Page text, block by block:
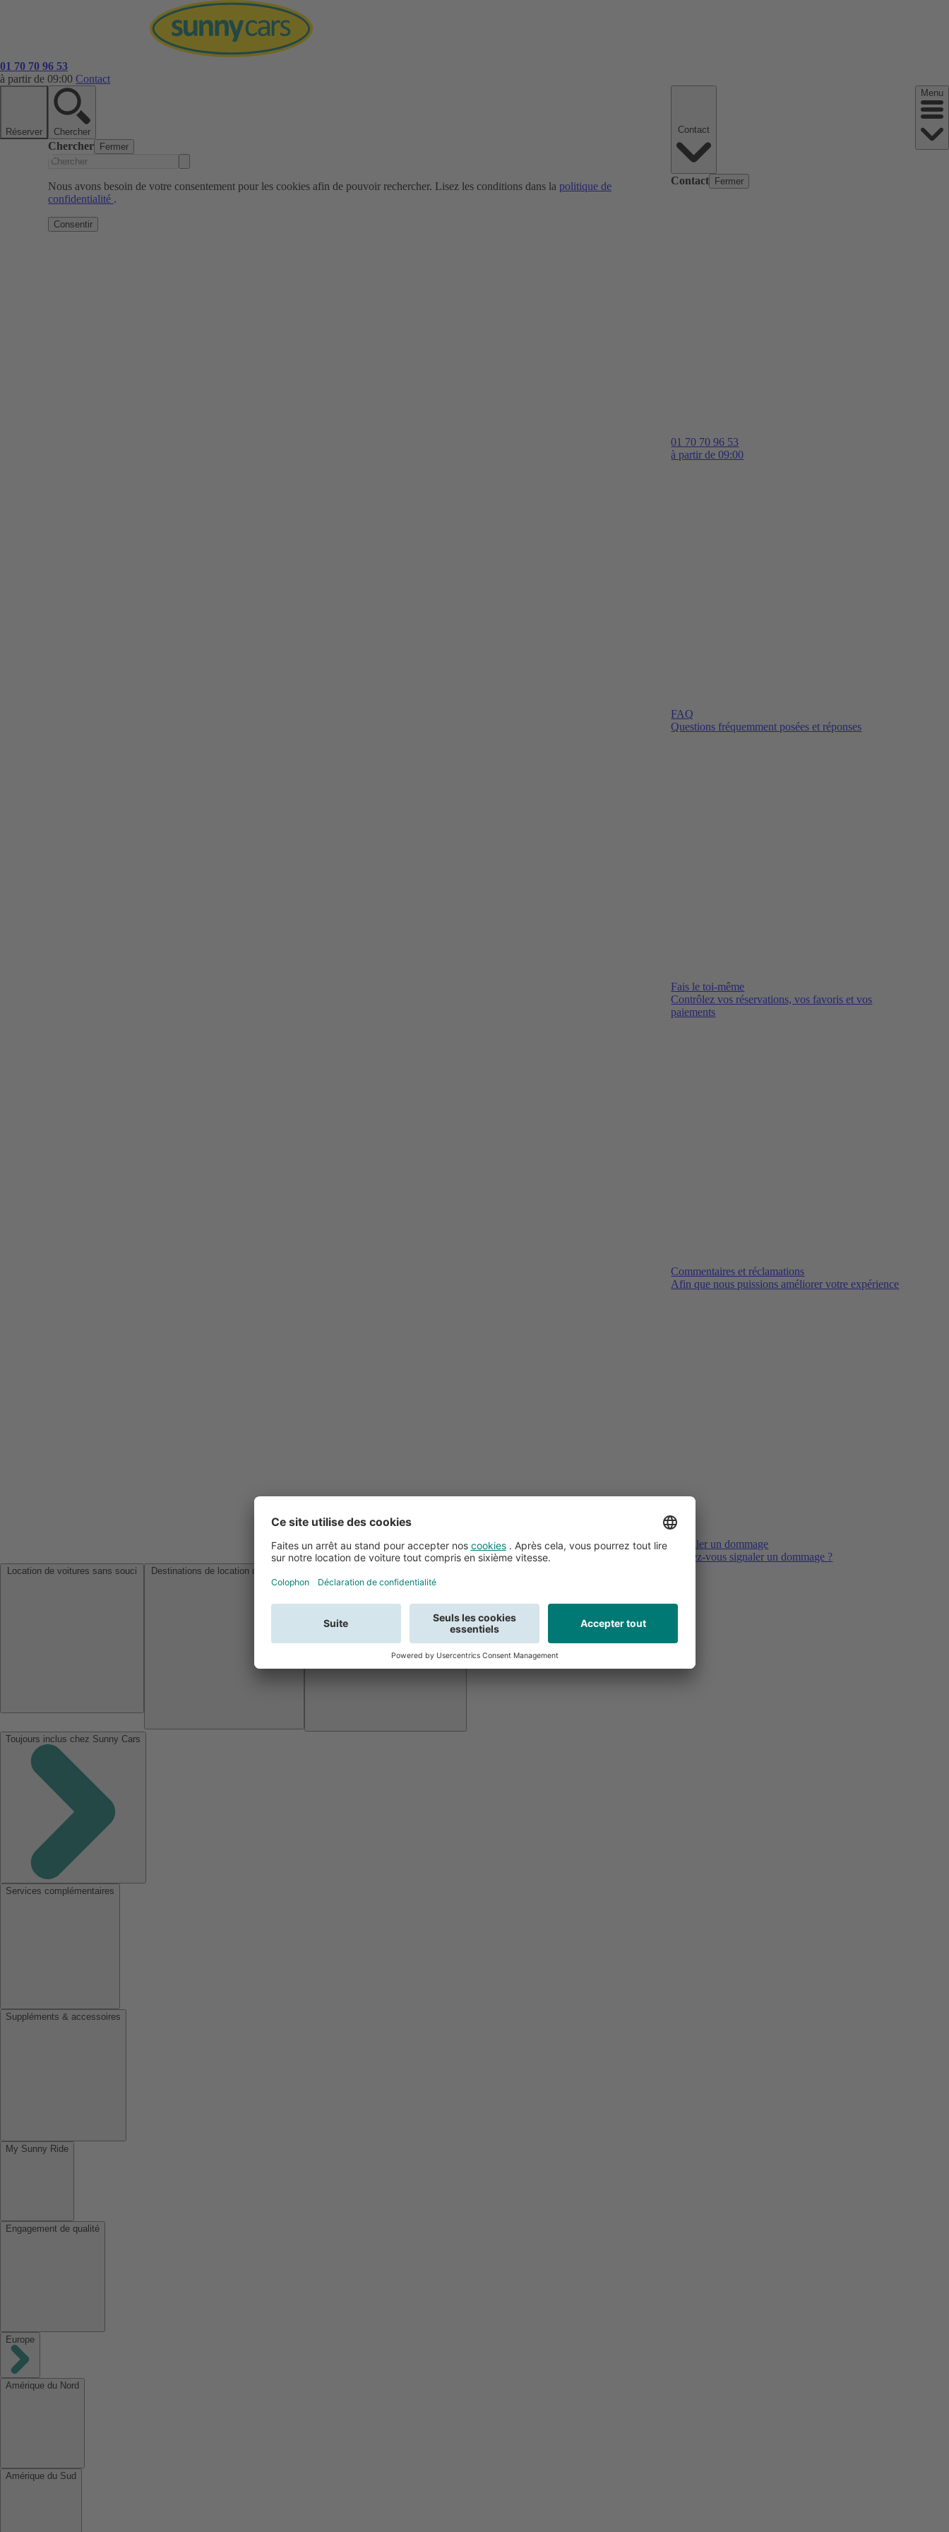
01 70 70 96 53
à partir de 09:00 Contact
Réserver Chercher
Chercher Fermer
Nous avons besoin de votre consentement pour les cookies afin de pouvoir rechercher. Lisez les conditions dans la politique de
confidentialité .
Consentir
Contact Fermer
01 70 70 96 53
à partir de 09:00
FAQ
Questions fréquemment posées et réponses
Fais le toi-même
Contrôlez vos réservations, vos favoris et vos
paiements
Commentaires et réclamations
Afin que nous puissions améliorer votre expérience
Signaler un dommage
Voulez-vous signaler un dommage ?
Menu
Toujours inclus chez Sunny Cars
Services complémentaires
Suppléments & accessoires
My Sunny Ride
Engagement de qualité
Europe
Amérique du Nord
Amérique du Sud